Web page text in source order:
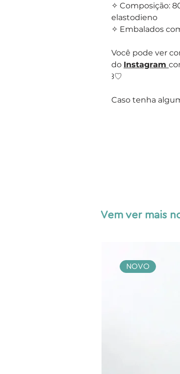
✧ Composição:
elastodieno
✧ Embalados
Você pode ver
do Instagram
꒱♡
Caso tenha
Vem ver mais
NOVO